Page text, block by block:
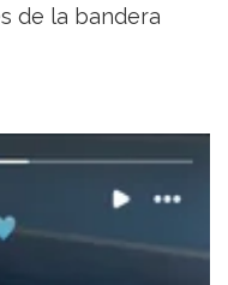
de la bandera